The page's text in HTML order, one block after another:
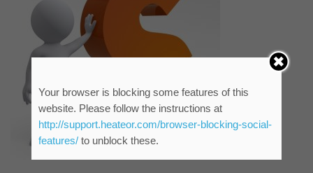
Your browser is blocking some features of this
website. Please follow the instructions at
http://support.heateor.com/browser-blocking-social-
features/to unblock these.